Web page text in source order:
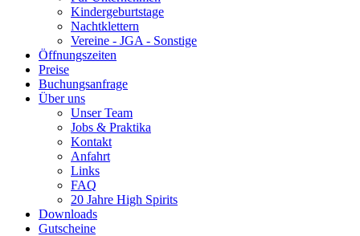
Kindergeburtstage
Nachtklettern
Vereine - JGA - Sonstige
Öffnungszeiten
Preise
Buchungsanfrage
Über uns
Unser Team
Jobs & Praktika
Kontakt
Anfahrt
Links
FAQ
20 Jahre High Spirits
Downloads
Gutscheine